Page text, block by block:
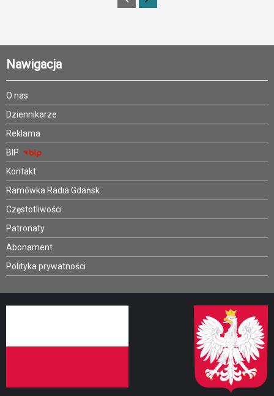
Nawigacja
O nas
Dziennikarze
Reklama
BIP
Kontakt
Ramówka Radia Gdańsk
Częstotliwości
Patronaty
Abonament
Polityka prywatności